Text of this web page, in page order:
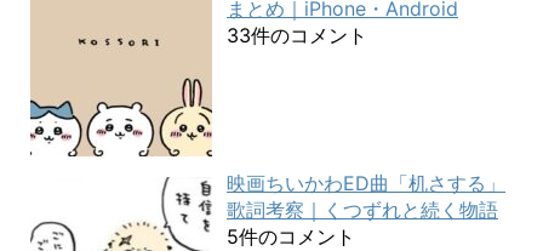
まとめ｜iPhone・Android
33件のコメント
映画ちいかわED曲「机さする」
歌詞考察｜くつずれと続く物語
5件のコメント